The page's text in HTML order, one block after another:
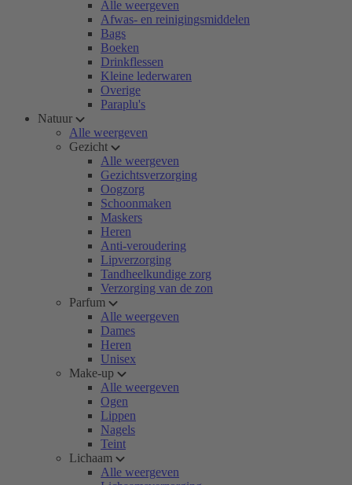
Alle weergeven
Afwas- en reinigingsmiddelen
Bags
Boeken
Drinkflessen
Kleine lederwaren
Overige
Paraplu's
Natuur
Alle weergeven
Gezicht
Alle weergeven
Gezichtsverzorging
Oogzorg
Schoonmaken
Maskers
Heren
Anti-veroudering
Lipverzorging
Tandheelkundige zorg
Verzorging van de zon
Parfum
Alle weergeven
Dames
Heren
Unisex
Make-up
Alle weergeven
Ogen
Lippen
Nagels
Teint
Lichaam
Alle weergeven